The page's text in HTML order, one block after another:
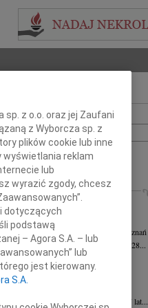
lub numer ogłoszenia:
+ szukanie zaawansowane
Kotłowski 05.08.2026
żalem i bólem w sercu...
Kowandywiek: 93
Poznań
żalem zawiadamiamy, że w dniu 28...
Janowicz
24.07.2026
jest Pasterzem moim, niczego mi nie...
Zygmunt
9 lipca 2026 roku, zmarł w wieku 87 lat...
sp. z o.o. oraz jej Zaufani
z Wyborcza sp. z
plików cookie lub inne
reklam
lub
wyrazić zgody, chcesz
dotyczących
podstawą
– Agora S.A. – lub
lub
jest kierowany.
S.A.